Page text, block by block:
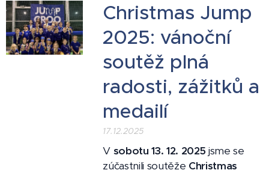
Christmas Jump
2025: vánoční
soutěž plná
radosti, zážitků a
medailí
17.12.2025
V sobotu 13. 12. 2025 jsme se
zúčastnili soutěže Christmas